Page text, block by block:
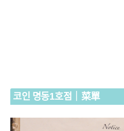
코인 명동1호점｜菜單